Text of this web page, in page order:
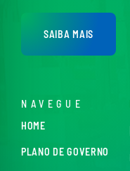
SAIBA MAIS
NAVEGUE
HOME
PLANO DE GOVERNO